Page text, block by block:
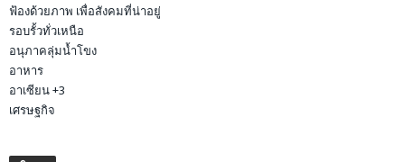
ฟ้องด้วยภาพ เพื่อสังคมที่น่าอยู่
รอบรั้วทั่วเหนือ
อนุภาคลุ่มน้ำโขง
อาหาร
อาเซียน +3
เศรษฐกิจ